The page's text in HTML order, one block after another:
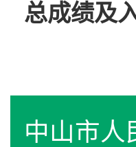
总成绩及
中山市